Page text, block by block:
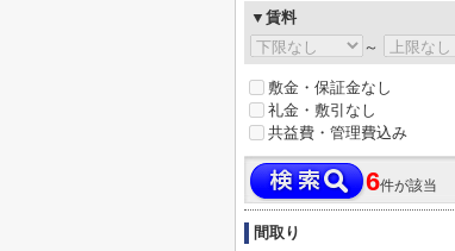
▼賃料
～
敷金・保証金なし
礼金・敷引なし
共益費・管理費込み
6件が該当
間取り